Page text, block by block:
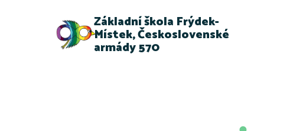
Základní škola Frýdek-
Místek, Československé
armády 570